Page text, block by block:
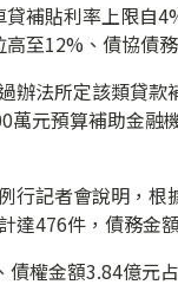
補貼利率上限自
至12%、債協債
辦法所定該類貸
萬元預算補助金融
行記者會說明，
達476件，債務金
權金額3.84億元